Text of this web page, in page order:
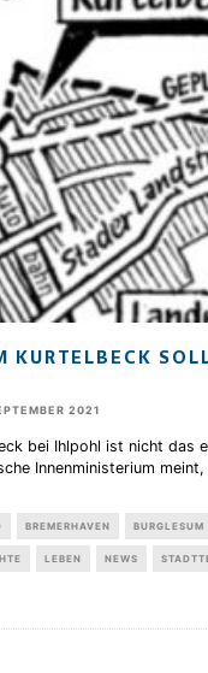
KURTELBECK
2021
bei Ihlpohl ist nicht das
Innenministerium
BREMERHAVEN BURGLESUM
LEBEN NEWS